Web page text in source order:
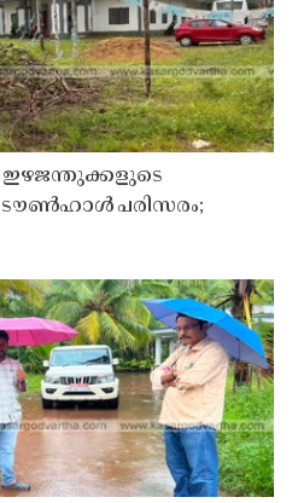
ഇഴജന്തുക്കളുടെ
പരിസരം;